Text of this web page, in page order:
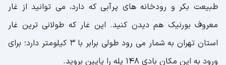
طبیعت بکر و رودخانه های پرآبی که دارد، می توانید از غار
معروف بورنیک هم دیدن کنید. این غار که طولانی ترین غار
استان تهران به شمار می رود طولی برابر با 3 کیلومتر دارد؛ برای
ورود به این مکان بادی 148 پله را پایین بروید.